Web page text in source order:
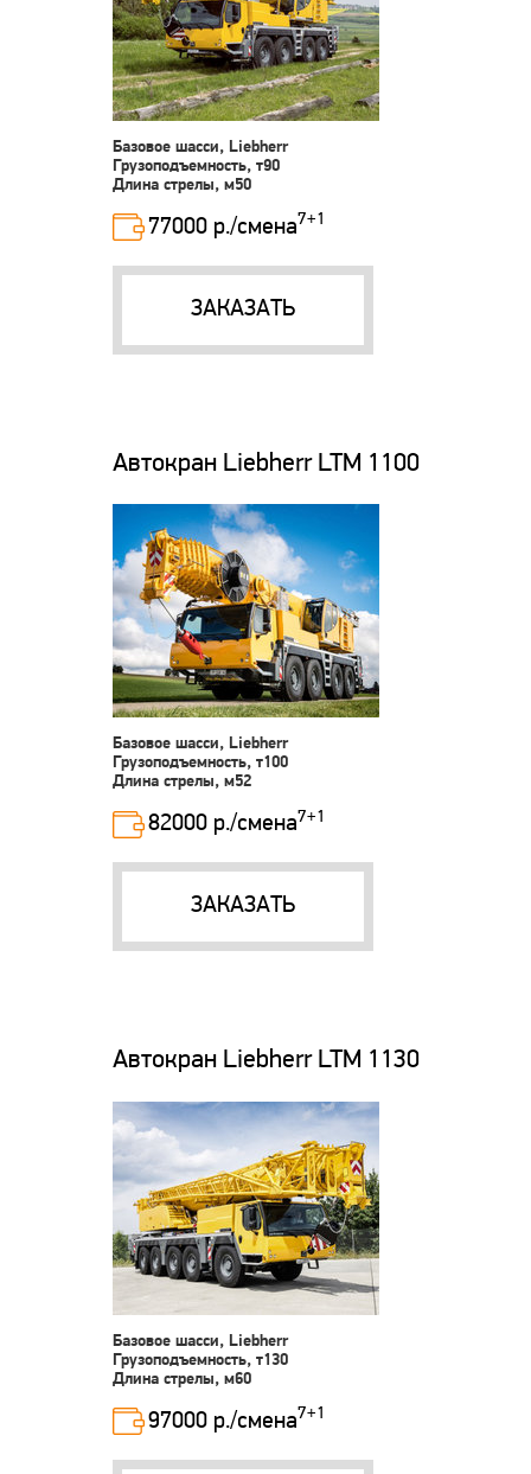
Базовое шасси, Liebherr
Грузоподъемность, т90
Длина стрелы, м50
77000 р./смена7+1
ЗАКАЗАТЬ
Автокран Liebherr LTM 1100
Базовое шасси, Liebherr
Грузоподъемность, т100
Длина стрелы, м52
82000 р./смена7+1
ЗАКАЗАТЬ
Автокран Liebherr LTM 1130
Базовое шасси, Liebherr
Грузоподъемность, т130
Длина стрелы, м60
97000 р./смена7+1